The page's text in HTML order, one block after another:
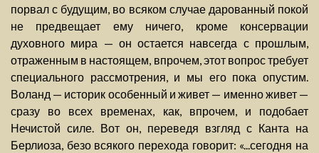
порвал с будущим, во всяком случае дарованный покой
не предвещает ему ничего, кроме консервации
духовного мира — он остается навсегда с прошлым,
отраженным в настоящем, впрочем, этот вопрос требует
специального рассмотрения, и мы его пока опустим.
Воланд — историк особенный и живет — именно живет —
сразу во всех временах, как, впрочем, и подобает
Нечистой силе. Вот он, переведя взгляд с Канта на
Берлиоза, безо всякого перехода говорит: «...сегодня на